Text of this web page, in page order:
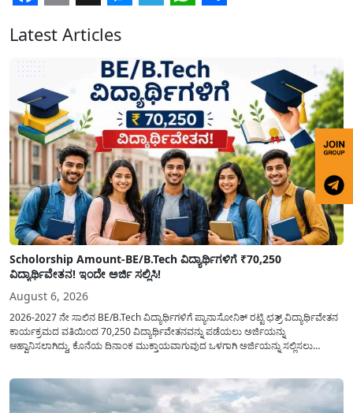
Facebook
Email
X Messenger
Telegram
WhatsApp
Share
Latest Articles
Scholorship Amount-BE/B.Tech ವಿದ್ಯಾರ್ಥಿಗಳಿಗೆ ₹70,250
ವಿದ್ಯಾರ್ಥಿವೇತನ! ಇಂದೇ ಅರ್ಜಿ ಸಲ್ಲಿಸಿ!
August 6, 2026
2026-2027 ನೇ ಸಾಲಿನ BE/B.Tech ವಿದ್ಯಾರ್ಥಿಗಳಿಗೆ ಪ್ಯಾನಾಸೋನಿಕ್ ರಟ್ಟಿ ಛತ್ರ್ ವಿದ್ಯಾರ್ಥಿವೇತನ
ಕಾರ್ಯಕ್ರಮದ ವತಿಯಿಂದ 70,250 ವಿದ್ಯಾರ್ಥಿವೇತನವನ್ನು ಪಡೆಯಲು ಅರ್ಜಿಯನ್ನು
ಆಹ್ವಾನಿಸಲಾಗಿದ್ದು, ಕೊನೆಯ ದಿನಾಂಕ ಮುಕ್ತಾಯವಾಗುವುದ ಒಳಗಾಗಿ ಅರ್ಜಿಯನ್ನು ಸಲ್ಲಿಸಲು
ಜಾರಿಗೆ...